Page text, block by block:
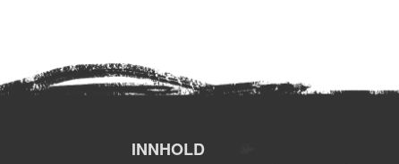
INNHOLD